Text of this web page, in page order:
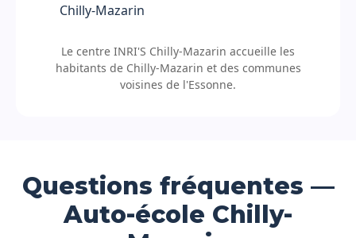
Chilly-Mazarin
Le centre INRI'S Chilly-Mazarin accueille les
habitants de Chilly-Mazarin et des communes
voisines de l'Essonne.
Questions fréquentes —
Auto-école Chilly-